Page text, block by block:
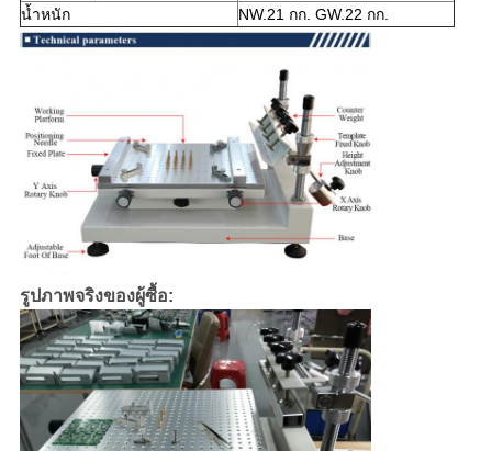
น้ำหนัก
NW.21 กก. GW.22 กก.
รูปภาพจริงของผู้ซื้อ: